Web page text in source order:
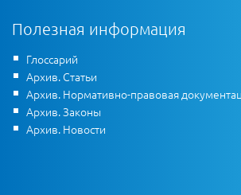
Полезная информация
Глоссарий
Архив. Статьи
Архив. Нормативно-правовая
Архив. Законы
Архив. Новости